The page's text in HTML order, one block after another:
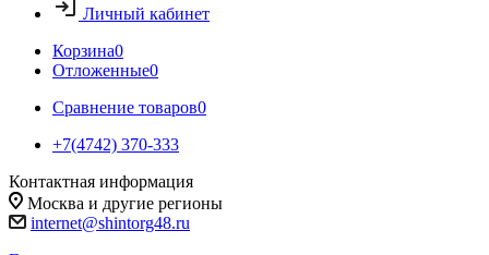
Личный кабинет
Корзина0
Отложенные0
Сравнение товаров0
+7(4742) 370-333
Контактная информация
Москва и другие регионы
internet@shintorg48.ru